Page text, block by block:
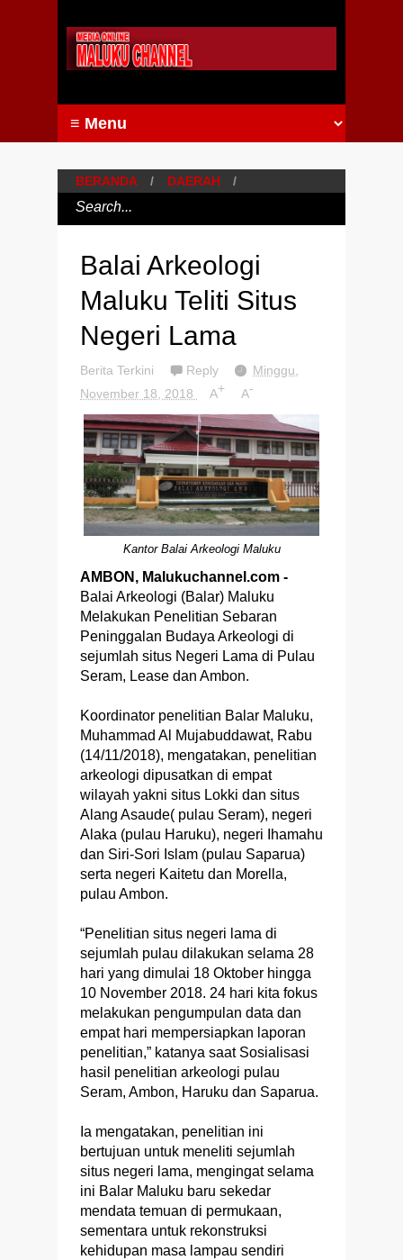
BERANDA / DAERAH /
Balai Arkeologi
Maluku Teliti Situs
Negeri Lama
Berita Terkini Reply
Minggu,
November 18, 2018
A+ A-
Kantor Balai Arkeologi Maluku
AMBON, Malukuchannel.com -
Balai Arkeologi (Balar) Maluku
Melakukan Penelitian Sebaran
Peninggalan Budaya Arkeologi di
sejumlah situs Negeri Lama di Pulau
Seram, Lease dan Ambon.
Koordinator penelitian Balar Maluku,
Muhammad Al Mujabuddawat, Rabu
(14/11/2018), mengatakan, penelitian
arkeologi dipusatkan di empat
wilayah yakni situs Lokki dan situs
Alang Asaude( pulau Seram), negeri
Alaka (pulau Haruku), negeri Ihamahu
dan Siri-Sori Islam (pulau Saparua)
serta negeri Kaitetu dan Morella,
pulau Ambon.
“Penelitian situs negeri lama di
sejumlah pulau dilakukan selama 28
hari yang dimulai 18 Oktober hingga
10 November 2018. 24 hari kita fokus
melakukan pengumpulan data dan
empat hari mempersiapkan laporan
penelitian,” katanya saat Sosialisasi
hasil penelitian arkeologi pulau
Seram, Ambon, Haruku dan Saparua.
Ia mengatakan, penelitian ini
bertujuan untuk meneliti sejumlah
situs negeri lama, mengingat selama
ini Balar Maluku baru sekedar
mendata temuan di permukaan,
sementara untuk rekonstruksi
kehidupan masa lampau sendiri